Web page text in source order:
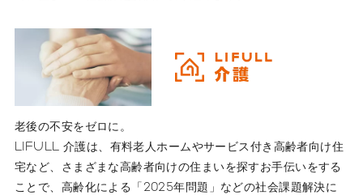
老後の不安をゼロに。
LIFULL 介護は、有料老人ホームやサービス付き高齢者向け住
宅など、さまざまな高齢者向けの住まいを探すお手伝いをする
ことで、高齢化による「2025年問題」などの社会課題解決に